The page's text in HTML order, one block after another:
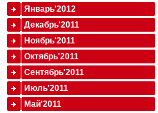
Январь'2012
Декабрь'2011
Ноябрь'2011
Октябрь'2011
Сентябрь'2011
Июль'2011
Май'2011